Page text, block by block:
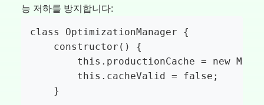
능 저하를 방지합니다:
class OptimizationManager {
    constructor() {
this.productionCache = new
        this.cacheValid = false;
    }